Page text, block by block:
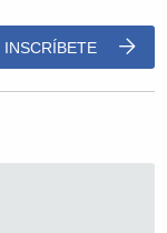
INSCRÍBETE